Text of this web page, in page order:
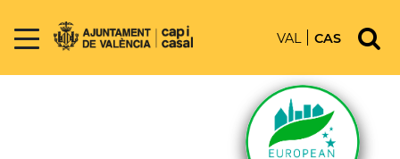
VAL CAS